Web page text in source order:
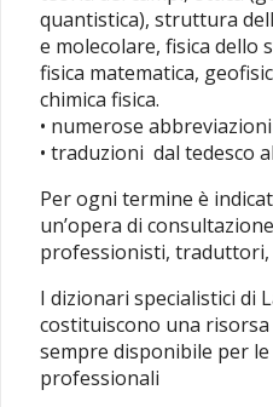
quantistica), struttura
e molecolare, fisica dello
fisica matematica,
chimica fisica.
• numerose abbreviazioni
• traduzioni dal tedesco
Per ogni termine è
un’opera di
professionisti, traduttori,
I dizionari specialistici di
costituiscono una
sempre disponibile per
professionali